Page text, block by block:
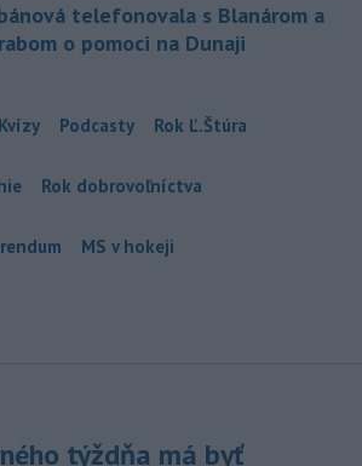
telefonovala s Blanárom a
o pomoci na Dunaji
Kvízy Podcasty Rok Ľ.Štúra
Rok dobrovoľníctva
MS v hokeji
týždňa má byť